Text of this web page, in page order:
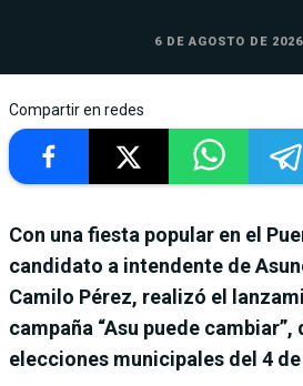
6 DE AGOSTO DE
Compartir en redes
Con una fiesta popular en el
candidato a intendente de
Camilo Pérez, realizó el
campaña “Asu puede cambiar”,
elecciones municipales del 4